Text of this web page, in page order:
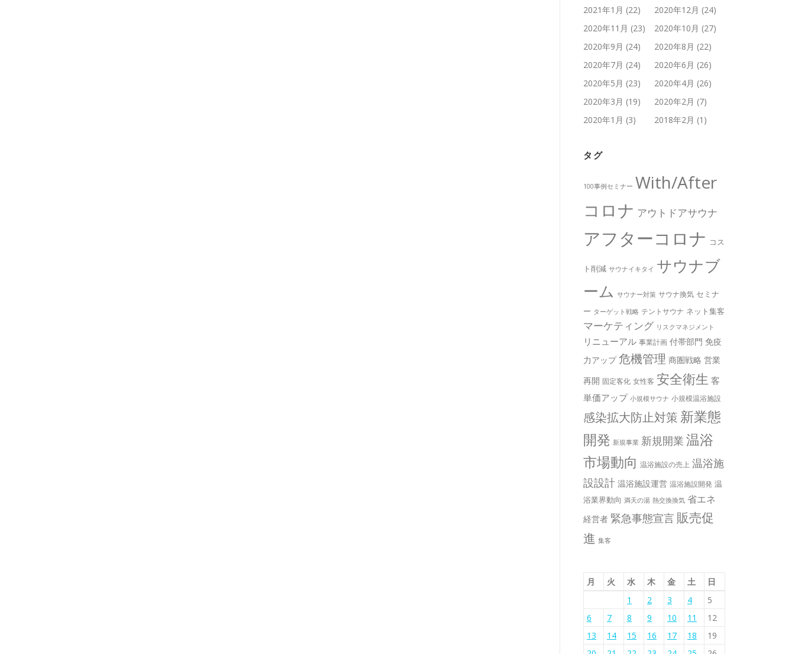
2021年1月 (22) 2020年12月 (24)
2020年11月 (23) 2020年10月 (27)
2020年9月 (24) 2020年8月 (22)
2020年7月 (24) 2020年6月 (26)
2020年5月 (23) 2020年4月 (26)
2020年3月 (19) 2020年2月 (7)
2020年1月 (3) 2018年2月 (1)
タグ
100事例セミナー With/After
コロナ アウトドアサウナ
アフターコロナ コス
ト削減 サウナイキタイ サウナブ
ーム サウナー対策 サウナ換気 セミナ
ー ターゲット戦略 テントサウナ ネット集客
マーケティング リスクマネジメント
リニューアル 事業計画 付帯部門 免疫
力アップ 危機管理 商圏戦略 営業
再開 固定客化 女性客 安全衛生 客
単価アップ 小規模サウナ 小規模温浴施設
感染拡大防止対策 新業態
開発 新規事業 新規開業 温浴
市場動向 温浴施設の売上 温浴施
設設計 温浴施設運営 温浴施設開発 温
浴業界動向 満天の湯 熱交換換気 省エネ
経営者 緊急事態宣言 販売促
進 集客
月 火 水 木 金 土
日
1
2 3 4
5
6
7 8 9 10 11
12
13
14 15 16 17 18
19